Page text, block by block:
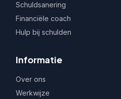
Schuldsanering
Financiële coach
Hulp bij schulden
Informatie
Over ons
Werkwijze